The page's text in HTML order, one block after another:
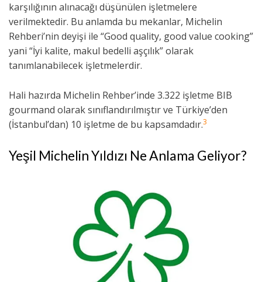
karşılığının alınacağı düşünülen işletmelere
verilmektedir. Bu anlamda bu mekanlar, Michelin
Rehberi’nin deyişi ile “Good quality, good value cooking”
yani “İyi kalite, makul bedelli aşçılık” olarak
tanımlanabilecek işletmelerdir.
Hali hazırda Michelin Rehber’inde 3.322 işletme BIB
gourmand olarak sınıflandırılmıştır ve Türkiye’den
(İstanbul’dan) 10 işletme de bu kapsamdadır.3
Yeşil Michelin Yıldızı Ne Anlama Geliyor?